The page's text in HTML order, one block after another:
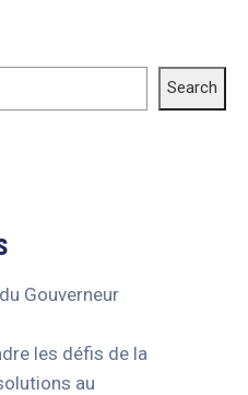
Search
Gouverneur
les défis de la
au